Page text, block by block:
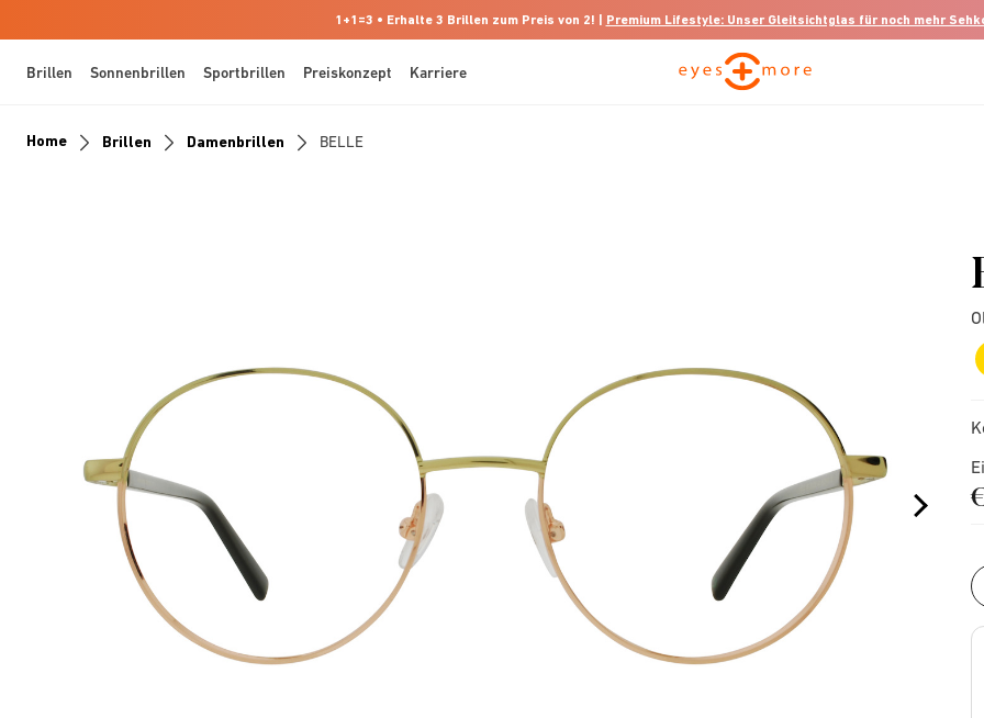
1+1=3 • Erhalte 3 Brillen zum Preis von 2! | Premium Lifestyle: Unser Gleitsichtglas für noch mehr
Brillen Sonnenbrillen Sportbrillen Preiskonzept Karriere
Home Brillen Damenbrillen BELLE